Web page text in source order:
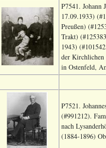
P7541.
17.09.1933)
Preußen)
Trakt)
1943)
der Kirchlichen
in Ostenfeld,
P7521.
(#991212).
nach
(1884-1896)